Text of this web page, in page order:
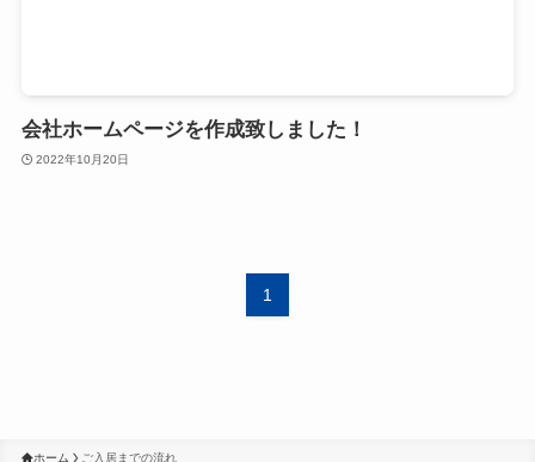
会社ホームページを作成致しました！
2022年10月20日
1
ホーム ご入居までの流れ